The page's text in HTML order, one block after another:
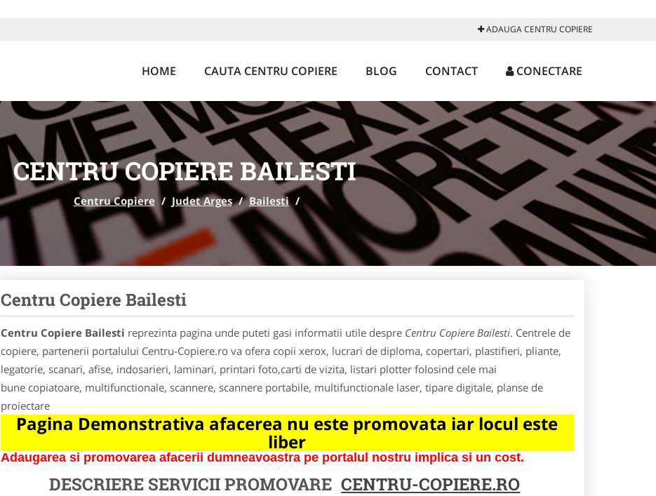
ADAUGA CENTRU COPIERE
HOME CAUTA CENTRU COPIERE BLOG CONTACT CONECTARE
CENTRU COPIERE BAILESTI
Centru Copiere / Judet Arges / Bailesti /
Centru Copiere Bailesti
Centru Copiere Bailesti reprezinta pagina unde puteti gasi informatii utile despre Centru Copiere Bailesti. Centrele de
copiere, partenerii portalului Centru-Copiere.ro va ofera copii xerox, lucrari de diploma, copertari, plastifieri, pliante,
legatorie, scanari, afise, indosarieri, laminari, printari foto,carti de vizita, listari plotter folosind cele mai
bune copiatoare, multifunctionale, scannere, scannere portabile, multifunctionale laser, tipare digitale, planse de
proiectare
Pagina Demonstrativa afacerea nu este promovata iar locul este
liber
Adaugarea si promovarea afacerii dumneavoastra pe portalul nostru implica si un cost.
DESCRIERE SERVICII PROMOVARE CENTRU-COPIERE.RO